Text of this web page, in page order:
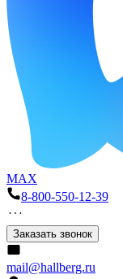
MAX
8-800-550-12-39
Заказать звонок
mail@hallberg.ru